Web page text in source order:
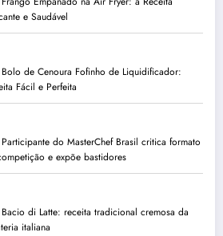
e Saudável
Bolo de Cenoura Fofinho de Liquidificador:
Fácil e Perfeita
Participante do MasterChef Brasil critica formato
e expõe bastidores
Bacio di Latte: receita tradicional cremosa da
italiana